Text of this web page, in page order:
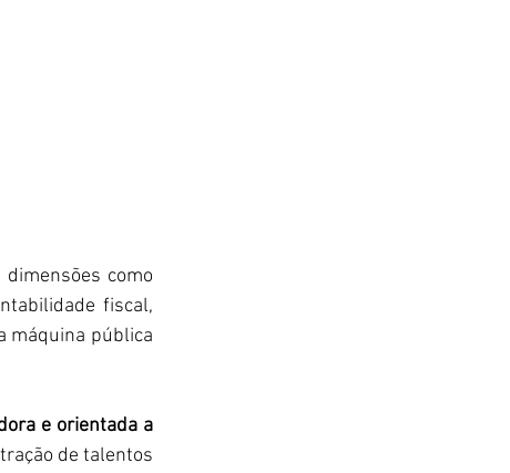
como
fiscal,
máquina pública
e orientada a
de talentos